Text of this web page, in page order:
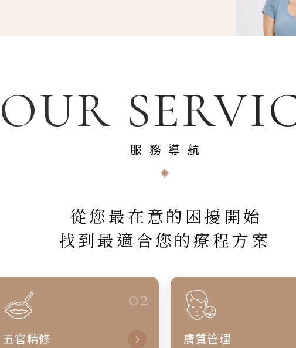
OUR
服務導航
從您最在意的困擾開始
找到最適合您的療程方案
02
五官精修 膚質管理